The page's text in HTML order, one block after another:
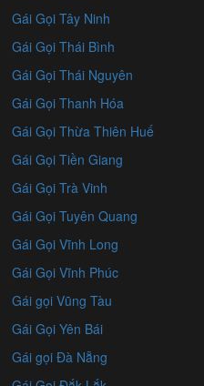
Gái Gọi Tây Ninh
Gái Gọi Thái Bình
Gái Gọi Thái Nguyên
Gái Gọi Thanh Hóa
Gái Gọi Thừa Thiên Huế
Gái Gọi Tiền Giang
Gái Gọi Trà Vinh
Gái Gọi Tuyên Quang
Gái Gọi Vĩnh Long
Gái Gọi Vĩnh Phúc
Gái gọi Vũng Tàu
Gái Gọi Yên Bái
Gái gọi Đà Nẵng